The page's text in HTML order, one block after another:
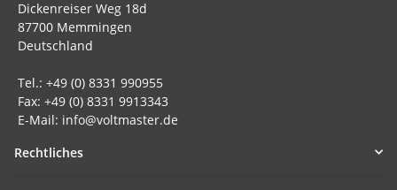
Dickenreiser Weg 18d
87700 Memmingen
Deutschland
Tel.: +49 (0) 8331 990955
Fax: +49 (0) 8331 9913343
E-Mail: info@voltmaster.de
Rechtliches